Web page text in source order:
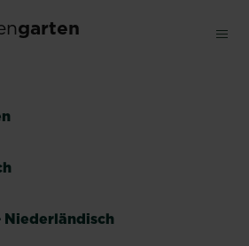
garten
Niederländisch